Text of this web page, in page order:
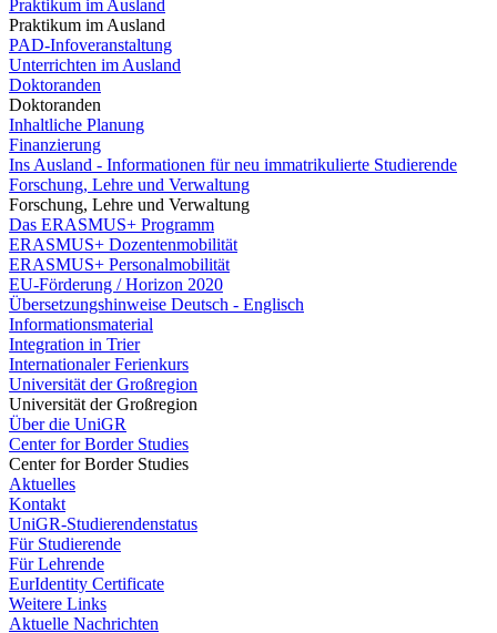
Praktikum im Ausland
Praktikum im Ausland
PAD-Infoveranstaltung
Unterrichten im Ausland
Doktoranden
Doktoranden
Inhaltliche Planung
Finanzierung
Ins Ausland - Informationen für neu immatrikulierte Studierende
Forschung, Lehre und Verwaltung
Forschung, Lehre und Verwaltung
Das ERASMUS+ Programm
ERASMUS+ Dozentenmobilität
ERASMUS+ Personalmobilität
EU-Förderung / Horizon 2020
Übersetzungshinweise Deutsch - Englisch
Informationsmaterial
Integration in Trier
Internationaler Ferienkurs
Universität der Großregion
Universität der Großregion
Über die UniGR
Center for Border Studies
Center for Border Studies
Aktuelles
Kontakt
UniGR-Studierendenstatus
Für Studierende
Für Lehrende
EurIdentity Certificate
Weitere Links
Aktuelle Nachrichten